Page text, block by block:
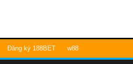
Đăng ký 188BET w88